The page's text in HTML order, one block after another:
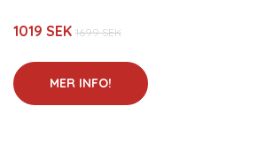
1019 SEK 1699 SEK
MER INFO!